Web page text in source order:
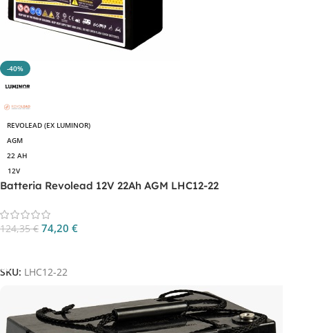
-40%
REVOLEAD (EX LUMINOR)
AGM
22 AH
12V
Batteria Revolead 12V 22Ah AGM LHC12-22
124,35€ 74,20 €
SKU: LHC12-22